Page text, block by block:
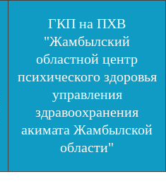
ГКП на ПХВ
"Жамбылский
областной центр
психического здоровья
управления
здравоохранения
акимата Жамбылской
области"